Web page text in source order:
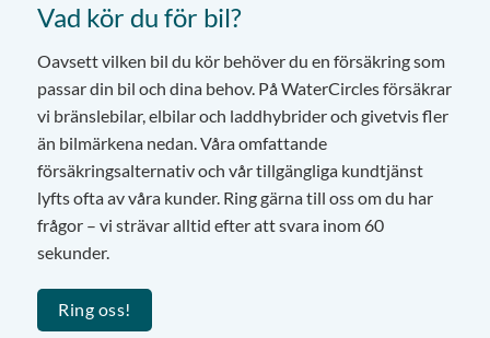
Vad kör du för bil?
Oavsett vilken bil du kör behöver du en försäkring som
passar din bil och dina behov. På WaterCircles försäkrar
vi bränslebilar, elbilar och laddhybrider och givetvis fler
än bilmärkena nedan. Våra omfattande
försäkringsalternativ och vår tillgängliga kundtjänst
lyfts ofta av våra kunder. Ring gärna till oss om du har
frågor – vi strävar alltid efter att svara inom 60
sekunder.
Ring oss!